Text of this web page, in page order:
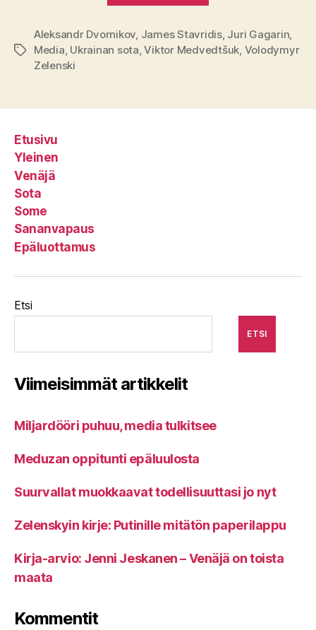
Avainsanat
Aleksandr Dvornikov, James Stavridis, Juri Gagarin,
Media, Ukrainan sota,Viktor Medvedtšuk, Volodymyr
Zelenski
Etusivu
Yleinen
Venäjä
Sota
Some
Sananvapaus
Epäluottamus
Etsi
ETSI
Viimeisimmät artikkelit
Miljardööri puhuu, media tulkitsee
Meduzan oppitunti epäluulosta
Suurvallat muokkaavat todellisuuttasi jo nyt
Zelenskyin kirje: Putinille mitätön paperilappu
Kirja-arvio: Jenni Jeskanen – Venäjä on toista
maata
Kommentit